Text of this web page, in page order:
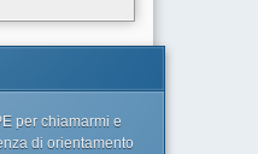
per chiamarmi e
di orientamento